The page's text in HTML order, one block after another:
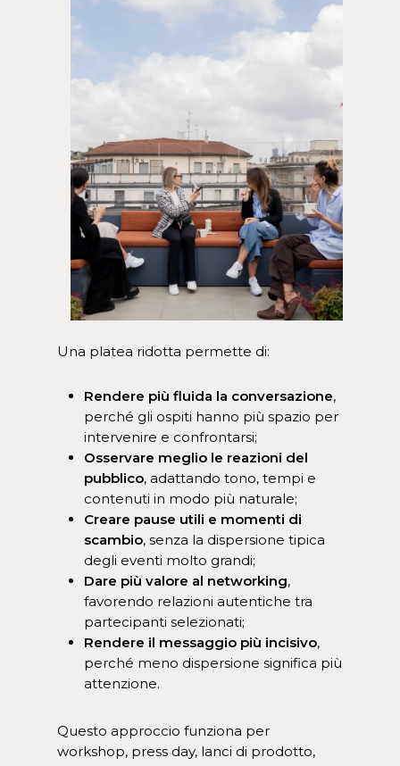
Una platea ridotta permette di:
Rendere più fluida la conversazione,
perché gli ospiti hanno più spazio per
intervenire e confrontarsi;
Osservare meglio le reazioni del
pubblico, adattando tono, tempi e
contenuti in modo più naturale;
Creare pause utili e momenti di
scambio, senza la dispersione tipica
degli eventi molto grandi;
Dare più valore al networking,
favorendo relazioni autentiche tra
partecipanti selezionati;
Rendere il messaggio più incisivo,
perché meno dispersione significa più
attenzione.
Questo approccio funziona per
workshop, press day, lanci di prodotto,